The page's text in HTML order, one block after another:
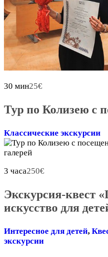
30 мин25€
Тур по Колизею с
Классические экскурсии
3 часа250€
Экскурсия-квест
искусство для
Интересное для детей,
экскурсии